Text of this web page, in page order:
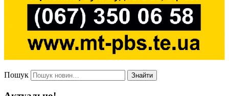
Пошук Знайти